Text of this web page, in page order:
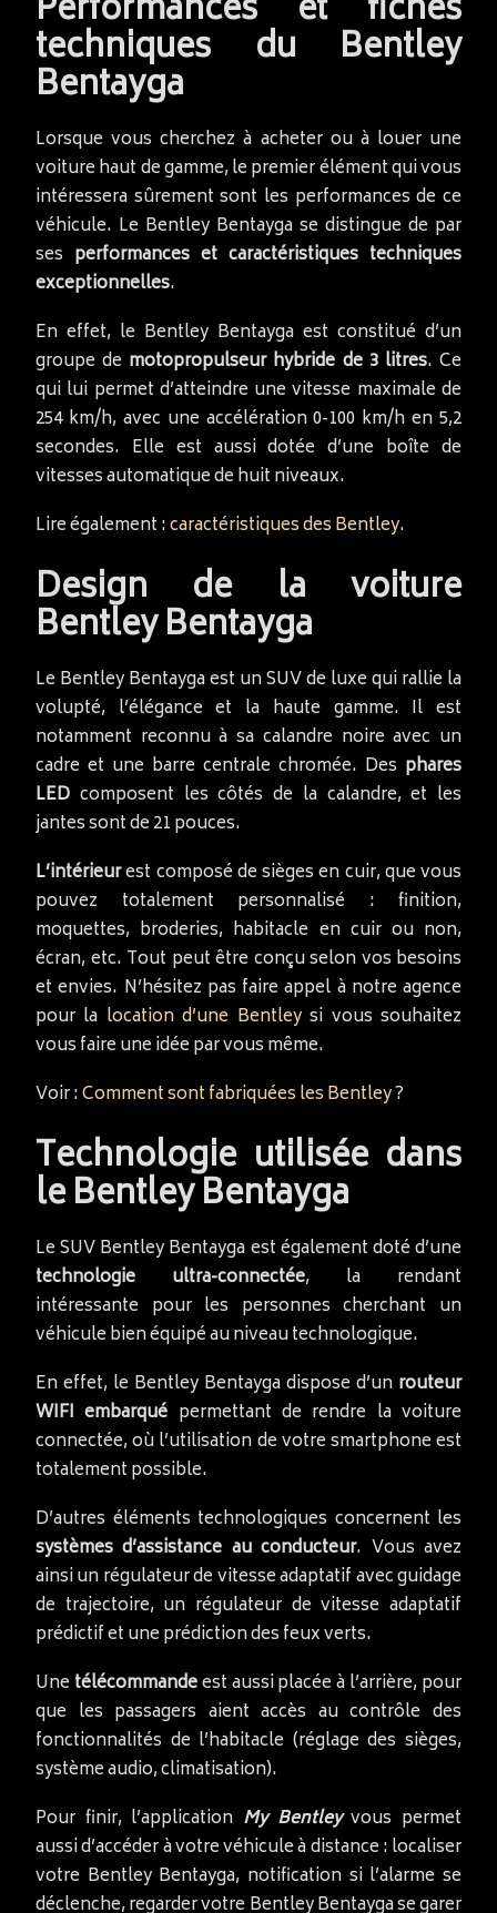
Performances et fiches
techniques du Bentley
Bentayga
Lorsque vous cherchez à acheter ou à louer une
voiture haut de gamme, le premier élément qui vous
intéressera sûrement sont les performances de ce
véhicule. Le Bentley Bentayga se distingue de par
ses performances et caractéristiques techniques
exceptionnelles.
En effet, le Bentley Bentayga est constitué d’un
groupe de motopropulseur hybride de 3 litres. Ce
qui lui permet d’atteindre une vitesse maximale de
254 km/h, avec une accélération 0-100 km/h en 5,2
secondes. Elle est aussi dotée d’une boîte de
vitesses automatique de huit niveaux.
Lire également :caractéristiques des Bentley.
Design de la voiture
Bentley Bentayga
Le Bentley Bentayga est un SUV de luxe qui rallie la
volupté, l’élégance et la haute gamme. Il est
notamment reconnu à sa calandre noire avec un
cadre et une barre centrale chromée. Des phares
LED composent les côtés de la calandre, et les
jantes sont de 21 pouces.
L’intérieurest composé de sièges en cuir, que vous
pouvez totalement personnalisé : finition,
moquettes, broderies, habitacle en cuir ou non,
écran, etc. Tout peut être conçu selon vos besoins
et envies. N’hésitez pas faire appel à notre agence
pour la location d’une Bentleysi vous souhaitez
vous faire une idée par vous même.
Voir :Comment sont fabriquées les Bentley?
Technologie utilisée dans
le Bentley Bentayga
Le SUV Bentley Bentayga est également doté d’une
technologie ultra-connectée, la rendant
intéressante pour les personnes cherchant un
véhicule bien équipé au niveau technologique.
En effet, le Bentley Bentayga dispose d’un routeur
WIFI embarqué permettant de rendre la voiture
connectée, où l’utilisation de votre smartphone est
totalement possible.
D’autres éléments technologiques concernent les
systèmes d’assistance au conducteur. Vous avez
ainsi un régulateur de vitesse adaptatif avec guidage
de trajectoire, un régulateur de vitesse adaptatif
prédictif et une prédiction des feux verts.
Unetélécommandeest aussi placée à l’arrière, pour
que les passagers aient accès au contrôle des
fonctionnalités de l’habitacle (réglage des sièges,
système audio, climatisation).
Pour finir, l’application My Bentleyvous permet
aussi d’accéder à votre véhicule à distance : localiser
votre Bentley Bentayga, notification si l’alarme se
déclenche, regarder votre Bentley Bentayga se garer